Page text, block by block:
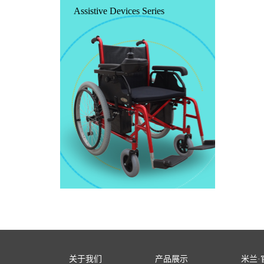
Assistive Devices Series
关于我们 产品展示 米兰·